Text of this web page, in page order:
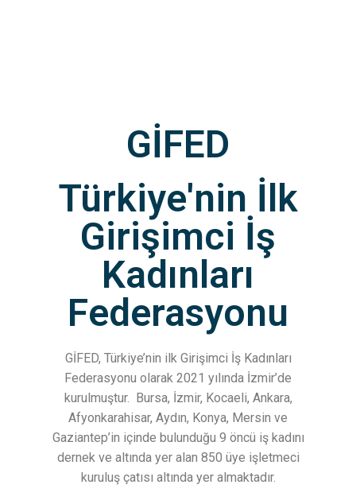
GİFED
Türkiye'nin İlk
Girişimci İş
Kadınları
Federasyonu
GİFED, Türkiye’nin ilk Girişimci İş Kadınları
Federasyonu olarak 2021 yılında İzmir’de
kurulmuştur. Bursa, İzmir, Kocaeli, Ankara,
Afyonkarahisar, Aydın, Konya, Mersin ve
Gaziantep’in içinde bulunduğu 9 öncü iş kadını
dernek ve altında yer alan 850 üye işletmeci
kuruluş çatısı altında yer almaktadır.